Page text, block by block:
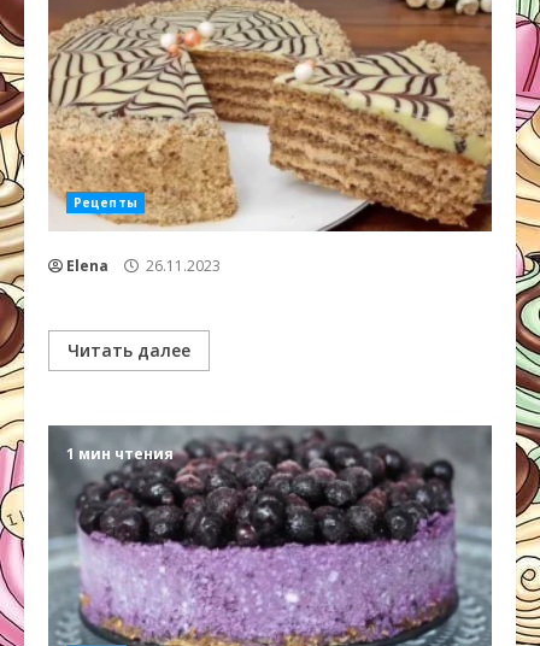
Рецепты
Elena 26.11.2023
Читать далее
1 мин чтения